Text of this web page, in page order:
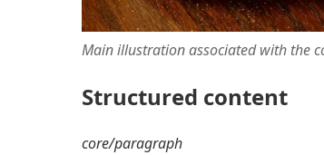
Main illustration associated with the
Structured content
core/paragraph